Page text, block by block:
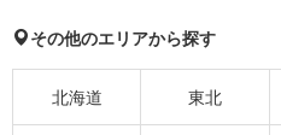
その他のエリアから探す
北海道 東北